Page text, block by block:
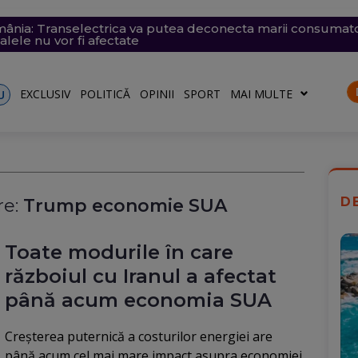
O groapă de 3 metri adâncime a apărut în carosabil,
Dunăre a fost amânată din nou. Crește riscul pentru
Transelectrica va putea deconecta marii
nu vor fi afectate
un nou apel pentru reducerea consumului de
o situație energetică de criză
de energie, fără efect: Miercuri, la momentul
EXCLUSIV POLITICĂ OPINII SPORT MAI MULTE
Trump economie SUA
Toate modurile în care
războiul cu Iranul a afectat
până acum economia SUA
Creșterea puternică a costurilor energiei are